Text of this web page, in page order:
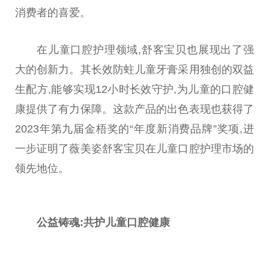
消费者的喜爱。
在儿童口腔护理领域,舒客宝贝也展现出了强
大的创新力。其长效防蛀儿童牙膏采用独创的双益
生配方,能够实现12小时长效守护,为儿童的口腔健
康提供了有力保障。这款产品的出色表现也获得了
2023年第九届金梧奖的“年度新消费品牌”奖项,进
一步证明了薇美姿舒客宝贝在儿童口腔护理市场的
领先地位。
公益铸魂:共护儿童口腔健康